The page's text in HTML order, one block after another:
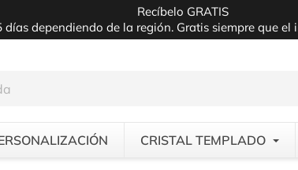
Recíbelo GRATIS
días dependiendo de la región. Gratis siempre que el
CRISTAL TEMPLADO